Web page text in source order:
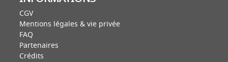
CGV
Mentions légales & vie privée
FAQ
Partenaires
Crédits